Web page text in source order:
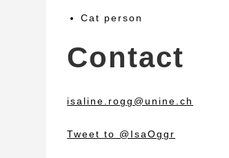
Cat person
Contact
isaline.rogg@unine.ch
Tweet to @IsaOggr